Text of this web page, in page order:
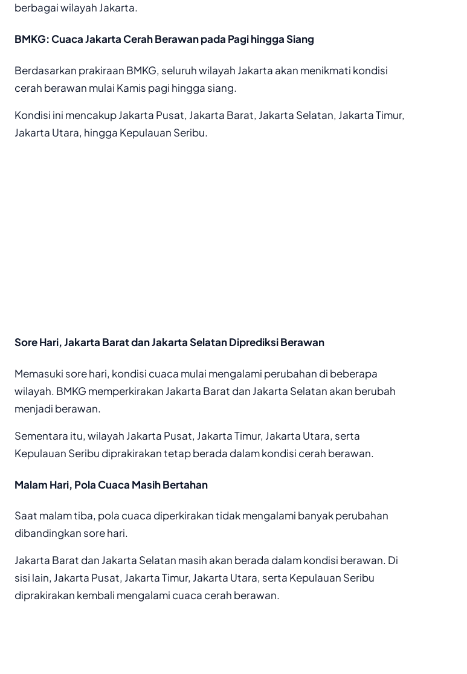
berbagai wilayah Jakarta.
BMKG: Cuaca Jakarta Cerah Berawan pada Pagi hingga Siang
Berdasarkan prakiraan BMKG, seluruh wilayah Jakarta akan menikmati kondisi
cerah berawan mulai Kamis pagi hingga siang.
Kondisi ini mencakup Jakarta Pusat, Jakarta Barat, Jakarta Selatan, Jakarta Timur,
Jakarta Utara, hingga Kepulauan Seribu.
Sore Hari, Jakarta Barat dan Jakarta Selatan Diprediksi Berawan
Memasuki sore hari, kondisi cuaca mulai mengalami perubahan di beberapa
wilayah. BMKG memperkirakan Jakarta Barat dan Jakarta Selatan akan berubah
menjadi berawan.
Sementara itu, wilayah Jakarta Pusat, Jakarta Timur, Jakarta Utara, serta
Kepulauan Seribu diprakirakan tetap berada dalam kondisi cerah berawan.
Malam Hari, Pola Cuaca Masih Bertahan
Saat malam tiba, pola cuaca diperkirakan tidak mengalami banyak perubahan
dibandingkan sore hari.
Jakarta Barat dan Jakarta Selatan masih akan berada dalam kondisi berawan. Di
sisi lain, Jakarta Pusat, Jakarta Timur, Jakarta Utara, serta Kepulauan Seribu
diprakirakan kembali mengalami cuaca cerah berawan.